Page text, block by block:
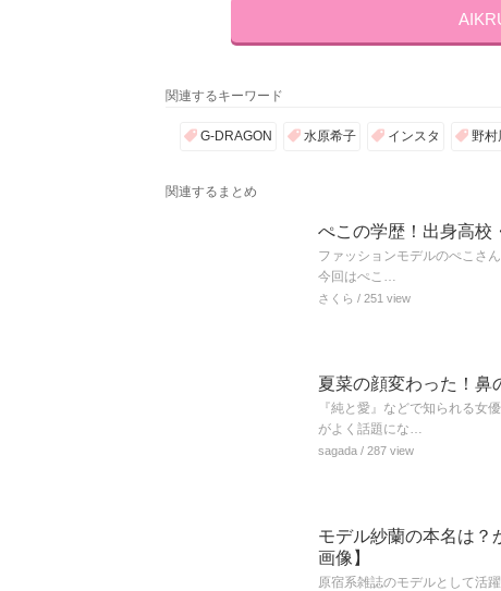
関連するキーワード
G-DRAGON 水原希子 インスタ 野村
関連するまとめ
ぺこの学歴！出身高校
ファッションモデルのぺこさ
今回はぺこ…
さくら / 251 view
夏菜の顔変わった！鼻
『純と愛』などで知られる女
がよく話題にな…
sagada / 287 view
モデル紗蘭の本名は？
画像】
原宿系雑誌のモデルとして活